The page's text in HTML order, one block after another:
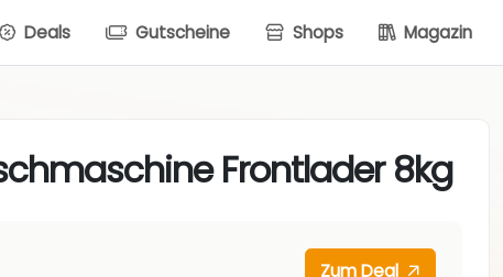
Deals Gutscheine Shops Magazin
Frontlader 8kg
Zum Deal